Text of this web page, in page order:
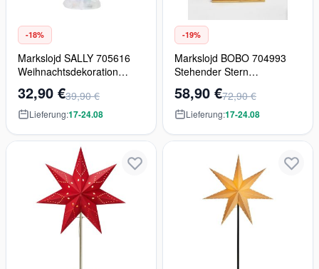
-18%
Markslojd SALLY 705616
Weihnachtsdekoration
3x0,3W/LED IP20
32,90 €39,90 €
Lieferung:17-24.08
-19%
Markslojd BOBO 704993
Stehender Stern
1x0,06W/LED IP20
58,90 €72,90 €
Lieferung:17-24.08